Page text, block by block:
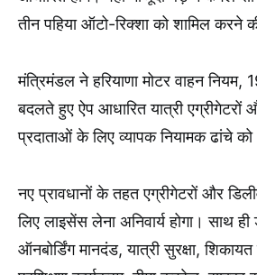
तीन पहिया ऑटो-रिक्शा को शामिल करने
मंत्रिमंडल ने हरियाणा मोटर वाहन
बदलते हुए ऐप आधारित यात्री एग्रीगेटरों
प्रदाताओं के लिए व्यापक नियामक ढांचे को
नए प्रावधानों के तहत एग्रीगेटरों और
लिए लाइसेंस लेना अनिवार्य होगा। साथ
ऑनबोर्डिंग मानदंड, यात्री सुरक्षा,